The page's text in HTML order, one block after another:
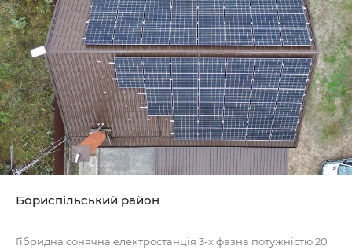
Бориспільський район
Гібридна сонячна електростанція 3-х фазна потужністю 20